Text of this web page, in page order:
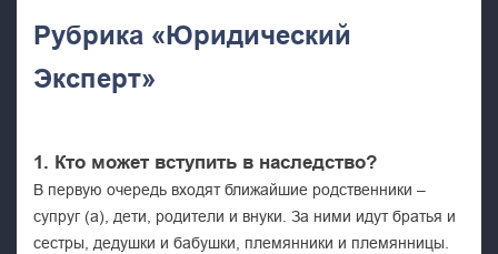
Рубрика «Юридический
Эксперт»
1. Кто может вступить в наследство?
В первую очередь входят ближайшие родственники –
супруг (а), дети, родители и внуки. За ними идут братья и
сестры, дедушки и бабушки, племянники и племянницы.